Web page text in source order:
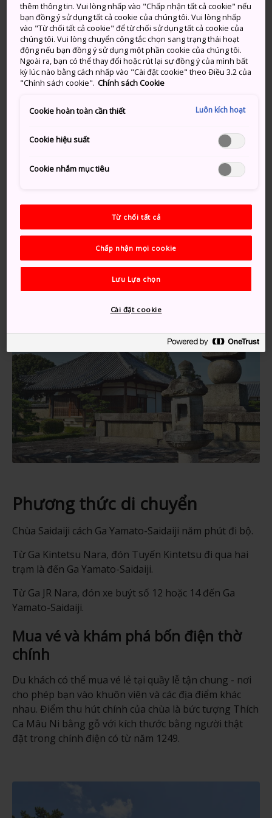
đến với nghi thức trà đạo độc đáo có các tín đồ nâng
những bát trà khổng lồ đưa lên môi.
Đừng bỏ lỡ
Phật Thích Ca Mâu Ni trong chính điện và
bức điêu khắc Aizen Myoo dữ tợn tại điện Aizen
– công chúng có thể thưởng lãm vào một
khoảng thời gian cố định vào mùa đông và mùa
thu (15/01 đến 04/02 và 25/10 đến 15/11)
Phương thức di chuyển
Chùa Saidaiji cách Ga Yamato-Saidaiji năm phút đi bộ.
Từ Ga Kintetsu Nara, đón Tuyến Kintetsu đi qua hai
trạm là đến Ga Yamato-Saidaiji.
Từ Ga JR Nara, đón xe buýt số 12 hoặc 14 đến Ga
Yamato-Saidaiji.
Mua vé và khám phá bốn điện thờ
chính
Du khách có thể mua vé lẻ tại quầy lễ tận chung - nơi
cho phép bạn vào khuôn viên và các địa điểm khác
nhau. Điểm thu hút chính của chùa là bức tượng Thích
Ca Mâu Ni bằng gỗ với kích thước bằng người thật
đặt trong chính điện có từ năm 1249.
thêm thông tin. Vui lòng nhấp vào "Chấp nhận tất cả cookie" nếu
bạn đồng ý sử dụng tất cả cookie của chúng tôi. Vui lòng nhấp
vào "Từ chối tất cả cookie" để từ chối sử dụng tất cả cookie của
chúng tôi. Vui lòng chuyển công tắc chọn sang trạng thái hoạt
động nếu bạn đồng ý sử dụng một phần cookie của chúng tôi.
Ngoài ra, bạn có thể thay đổi hoặc rút lại sự đồng ý của mình bất
kỳ lúc nào bằng cách nhấp vào "Cài đặt cookie" theo Điều 3.2 của
"Chính sách cookie". Chính sách Cookie
Cookie hoàn toàn cần thiết Luôn kích hoạt
Cookie hiệu suất
Cookie nhắm mục tiêu
Từ chối tất cả
Chấp nhận mọi cookie
Lưu Lựa chọn
Cài đặt cookie